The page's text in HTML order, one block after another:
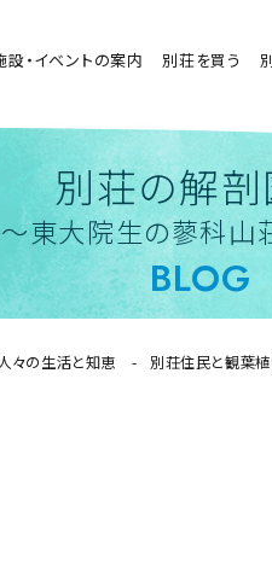
設・イベントの案内 別荘を買う
別荘の解
〜東大院生の蓼科山
BLOG
々の生活と知恵 別荘住民と観葉